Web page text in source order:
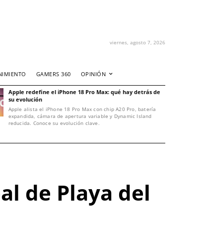
viernes, agosto 7, 2026
GAMERS 360 OPINIÓN
Apple redefine el iPhone 18 Pro Max: qué hay detrás de
su evolución
Apple alista el iPhone 18 Pro Max con chip A20 Pro, batería
expandida, cámara de apertura variable y Dynamic Island
reducida. Conoce su evolución clave.
de Playa del